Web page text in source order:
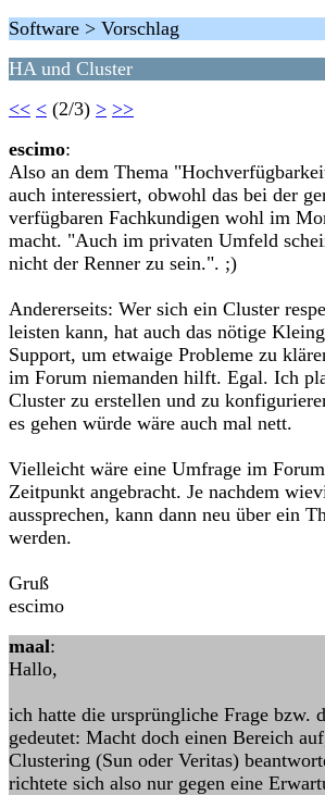
Software > Vorschlag
HA und Cluster
<< < (2/3) > >>
escimo:
Also an dem Thema
auch interessiert, obwohl das bei der
verfügbaren Fachkundigen wohl im
macht. "Auch im privaten Umfeld
nicht der Renner zu sein.". ;)
Andererseits: Wer sich ein Cluster
leisten kann, hat auch das nötige
Support, um etwaige Probleme zu
im Forum niemanden hilft. Egal. Ich
Cluster zu erstellen und zu
es gehen würde wäre auch mal nett.
Vielleicht wäre eine Umfrage im
Zeitpunkt angebracht. Je nachdem
aussprechen, kann dann neu über ein
werden.
Gruß
escimo
maal:
Hallo,
ich hatte die ursprüngliche Frage bzw.
gedeutet: Macht doch einen Bereich
Clustering (Sun oder Veritas)
richtete sich also nur gegen eine